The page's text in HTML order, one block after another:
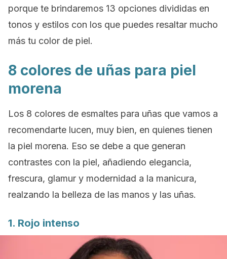
porque te brindaremos 13 opciones divididas en
tonos y estilos con los que puedes resaltar mucho
más tu color de piel.
8 colores de uñas para piel
morena
Los 8 colores de esmaltes para uñas que vamos a
recomendarte lucen, muy bien, en quienes tienen
la piel morena. Eso se debe a que generan
contrastes con la piel, añadiendo elegancia,
frescura, glamur y modernidad a la manicura,
realzando la belleza de las manos y las uñas.
1. Rojo intenso